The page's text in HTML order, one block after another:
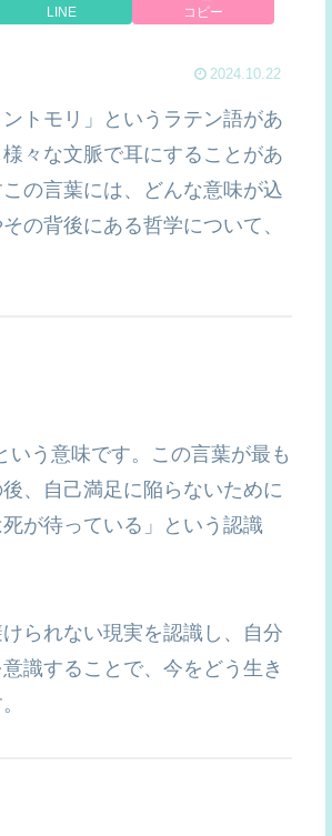
LINE コピー
2024.10.22
トモリ」というラテン語があ
々な文脈で耳にすることがあ
の言葉には、どんな意味が込
の背後にある哲学について、
いう意味です。この言葉が最も
、自己満足に陥らないために
が待っている」という認識
られない現実を認識し、自分
識することで、今をどう生き